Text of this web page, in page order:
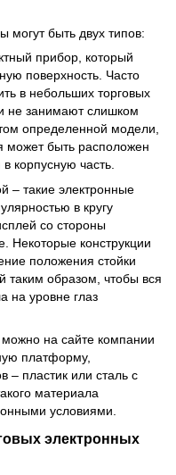
могут быть двух типов:
прибор, который
поверхность. Часто
в небольших торговых
и не занимают слишком
определенной модели,
может быть расположен
корпусную часть.
– такие электронные
в кругу
со стороны
Некоторые конструкции
положения стойки
таким образом, чтобы вся
на уровне глаз
можно на сайте компании
платформу,
– пластик или сталь с
материала
условиями.
электронных